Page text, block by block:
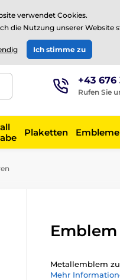
Bewertungen aufTrustpilot
EUR
+43 676
Rufen Sie
Plaketten Embleme
Emblem
Metallemblem
Mehr
verwendet Cookies.
die Nutzung unserer Website
Ich stimme zu